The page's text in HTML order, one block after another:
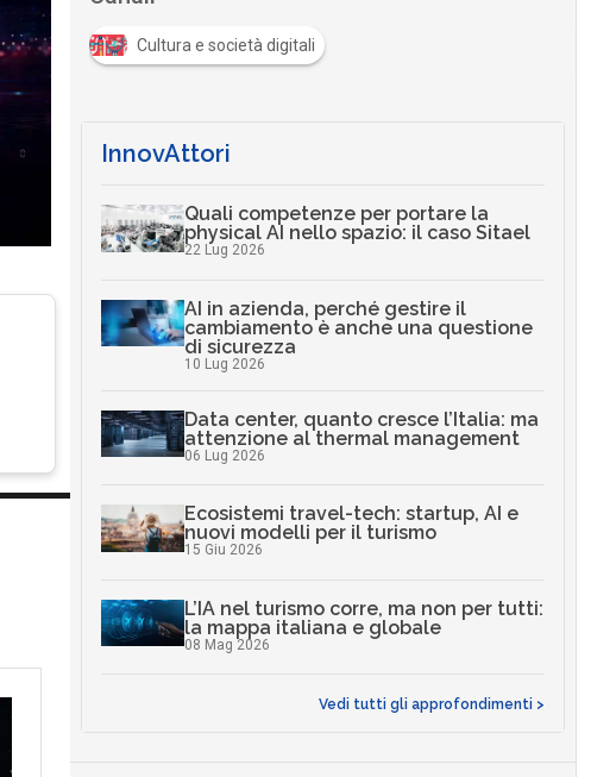
Cultura e società digitali
InnovAttori
Quali competenze per portare la
physical AI nello spazio: il caso Sitael
22 Lug 2026
AI in azienda, perché gestire il
cambiamento è anche una questione
di sicurezza
10 Lug 2026
Data center, quanto cresce l’Italia: ma
attenzione al thermal management
06 Lug 2026
Ecosistemi travel-tech: startup, AI e
nuovi modelli per il turismo
15 Giu 2026
L’IA nel turismo corre, ma non per tutti:
la mappa italiana e globale
08 Mag 2026
Vedi tutti gli approfondimenti >